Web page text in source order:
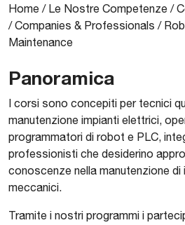
Home / Le Nostre Competenze /
/Companies & Professionals /
Maintenance
Panoramica
​​I corsi sono concepiti per tecnici
manutenzione impianti elettrici,
programmatori di robot e PLC,
professionisti che desiderino
conoscenze nella manutenzione di
meccanici.
Tramite i nostri programmi i